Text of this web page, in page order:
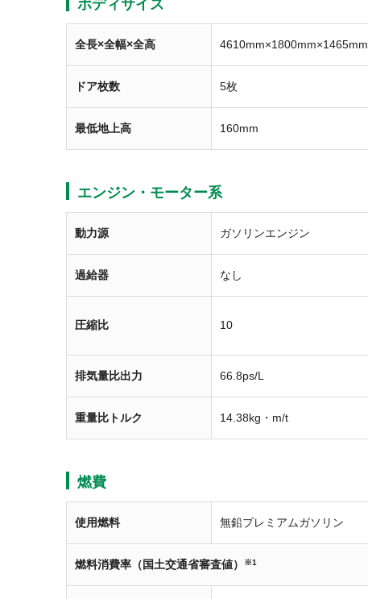
ボディサイズ
全長×全幅×全高 4610mm×1800mm×1465mm
ドア枚数 5枚
最低地上高 160mm
エンジン・モーター系
動力源 ガソリンエンジン
過給器 なし
圧縮比 10
排気量比出力 66.8ps/L
重量比トルク 14.38kg・m/t
燃費
使用燃料 無鉛プレミアムガソリン
燃料消費率（国土交通省審査値） ※1